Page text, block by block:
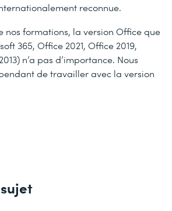
reconnue.
nos formations, la version Office que
365, Office 2021, Office 2019,
n’a pas d’importance. Nous
de travailler avec la version